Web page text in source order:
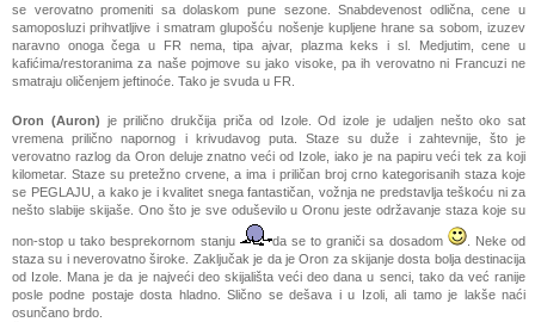
se verovatno promeniti sa dolaskom pune sezone. Snabdevenost odlična, cene u
samoposluzi prihvatljive i smatram glupošću nošenje kupljene hrane sa sobom, izuzev
naravno onoga čega u FR nema, tipa ajvar, plazma keks i sl. Medjutim, cene u
kafićima/restoranima za naše pojmove su jako visoke, pa ih verovatno ni Francuzi ne
smatraju oličenjem jeftinoće. Tako je svuda u FR.
Oron (Auron) je prilično drukčija priča od Izole. Od izole je udaljen nešto oko sat
vremena prilično napornog i krivudavog puta. Staze su duže i zahtevnije, što je
verovatno razlog da Oron deluje znatno veći od Izole, iako je na papiru veći tek za koji
kilometar. Staze su pretežno crvene, a ima i priličan broj crno kategorisanih staza koje
se PEGLAJU, a kako je i kvalitet snega fantastičan, vožnja ne predstavlja teškoću ni za
nešto slabije skijaše. Ono što je sve oduševilo u Oronu jeste održavanje staza koje su
non-stop u tako besprekornom stanju da se to graniči sa dosadom
. Neke od
staza su i neverovatno široke. Zaključak je da je Oron za skijanje dosta bolja destinacija
od Izole. Mana je da je najveći deo skijališta veći deo dana u senci, tako da već ranije
posle podne postaje dosta hladno. Slično se dešava i u Izoli, ali tamo je lakše naći
osunčano brdo.